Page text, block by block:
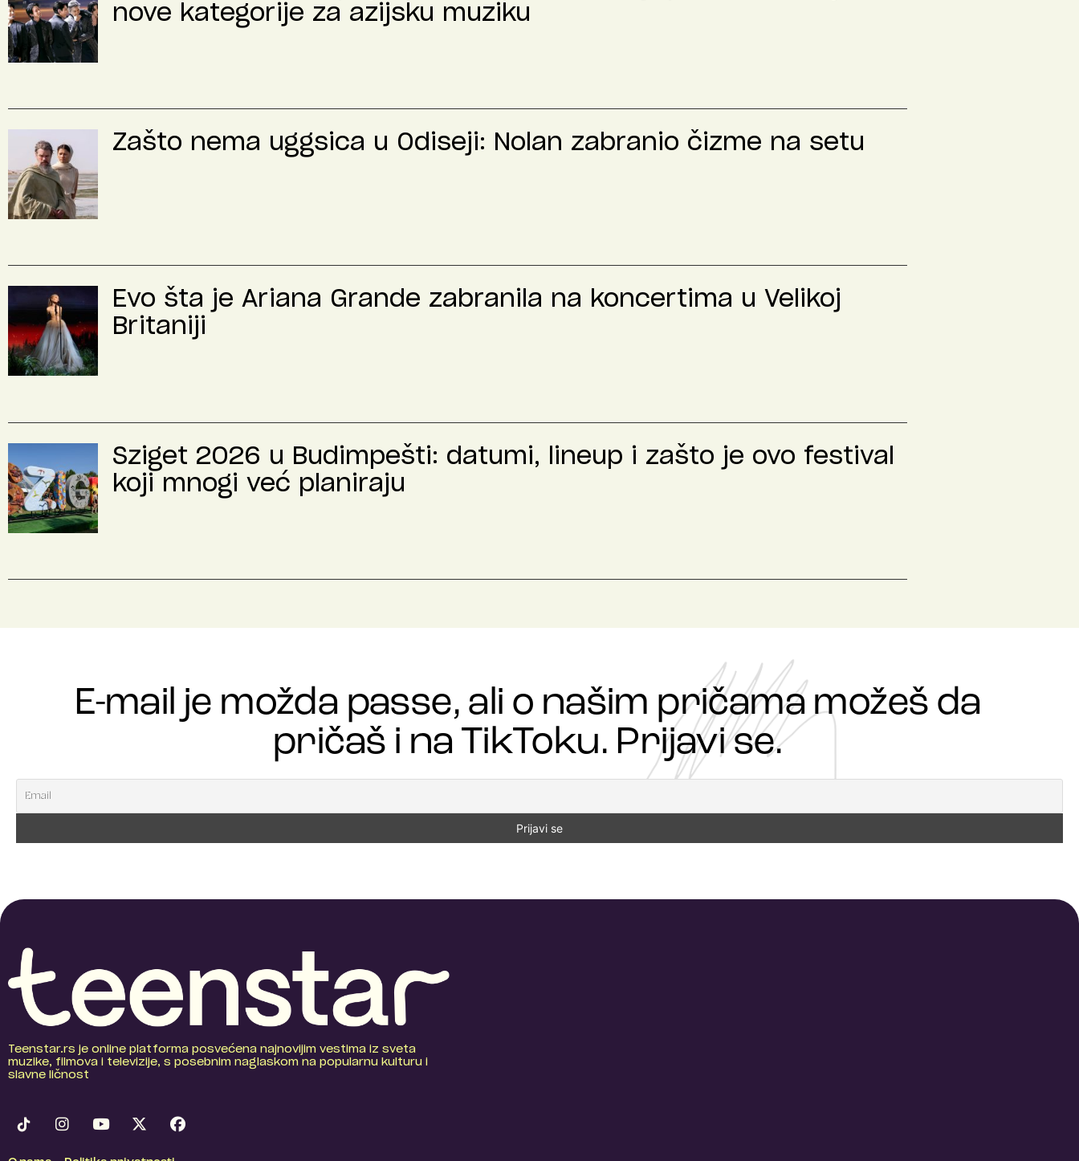
nove kategorije za azijsku muziku
Zašto nema uggsica u Odiseji: Nolan zabranio čizme na setu
Evo šta je Ariana Grande zabranila na koncertima u Velikoj
Britaniji
Sziget 2026 u Budimpešti: datumi, lineup i zašto je ovo festival
koji mnogi već planiraju
E-mail je možda passe, ali o našim pričama možeš da
pričaš i na TikToku. Prijavi se.
Teenstar.rs je online platforma posvećena najnovijim vestima iz sveta
muzike, filmova i televizije, s posebnim naglaskom na popularnu kulturu i
slavne ličnost